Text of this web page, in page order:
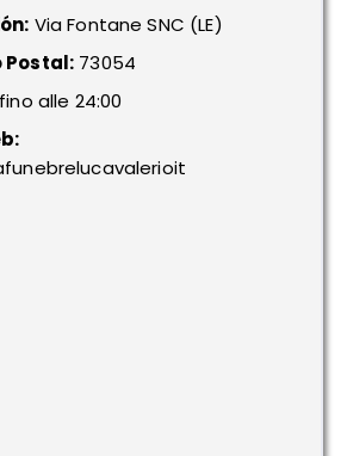
Via Fontane SNC (LE)
Postal: 73054
fino alle 24:00